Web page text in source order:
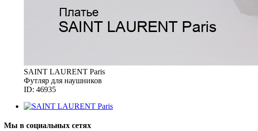
SAINT LAURENT Paris
Футляр для наушников
ID: 46935
Мы в социальных сетях